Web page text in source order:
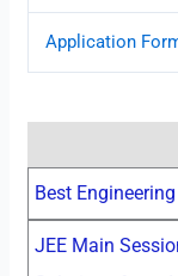
Application
Best
JEE Main